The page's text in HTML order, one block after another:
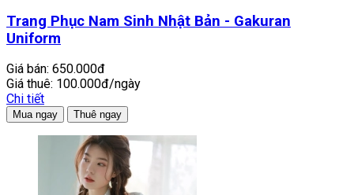
Trang Phục Nam Sinh Nhật Bản - Gakuran
Uniform
Giá bán: 650.000đ
Giá thuê: 100.000đ/ngày
Chi tiết
Mua ngay Thuê ngay